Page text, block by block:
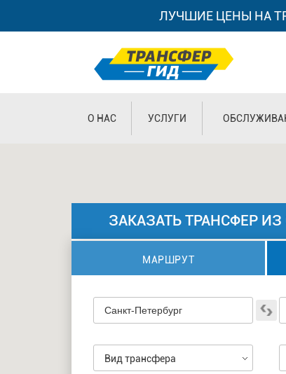
ЛУЧШИЕ ЦЕНЫ НА
О НАС УСЛУГИ
ЗАКАЗАТЬ ТРАНСФЕР ИЗ
МАРШРУТ
Вид трансфера